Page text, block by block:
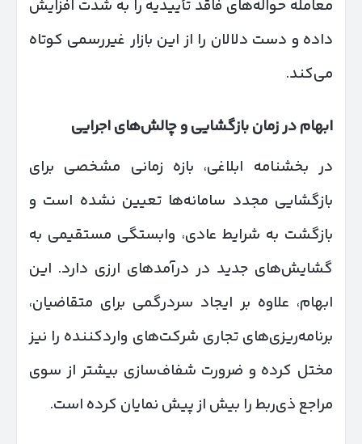
معامله حواله‌های فاقد تأییدیه را به شدت افزایش
داده و دست دلالان را از این بازار غیررسمی کوتاه
می‌کند.
ابهام در زمان بازگشایی و چالش‌های اجرایی
در بخشنامه ابلاغی، بازه زمانی مشخصی برای
بازگشایی مجدد سامانه‌ها تعیین نشده است و
بازگشت به شرایط عادی، وابستگی مستقیمی به
گشایش‌های جدید در درآمدهای ارزی دارد. این
ابهام، علاوه بر ایجاد سردرگمی برای متقاضیان،
برنامه‌ریزی‌های تجاری شرکت‌های واردکننده را نیز
مختل کرده و ضرورت شفاف‌سازی بیشتر از سوی
مراجع ذی‌ربط را بیش از پیش نمایان کرده است.